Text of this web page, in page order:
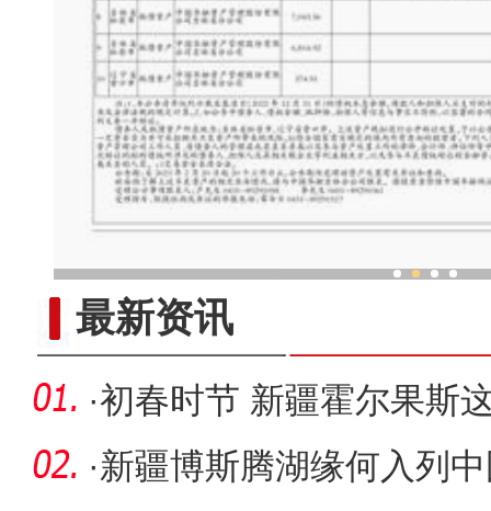
最新资讯
·初春时节 新疆霍尔果斯
信号？
·新疆博斯腾湖缘何入列